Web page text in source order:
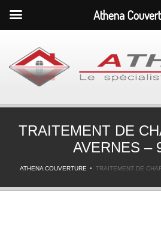
TRAITEMENT DE
AVERNES –
ATHENA COUVERTURE TRAITEMENT DE
Athena